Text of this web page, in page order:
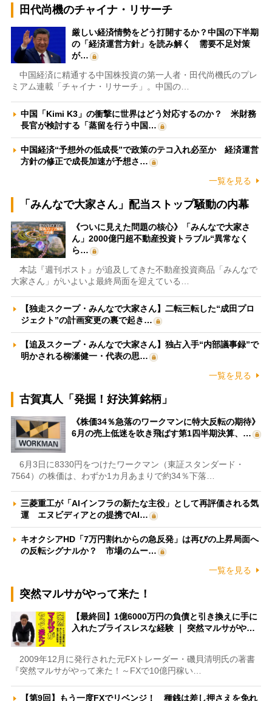
田代尚機のチャイナ・リサーチ
厳しい経済情勢をどう打開するか？中国の下半期
の「経済運営方針」を読み解く 需要不足対策
が…
中国経済に精通する中国株投資の第一人者・田代尚機氏のプレ
ミアム連載「チャイナ・リサーチ」。中国の…
中国「Kimi K3」の衝撃に世界はどう対応するのか？ 米財務
長官が検討する「蒸留を行う中国…
中国経済“予想外の低成長”で政策のテコ入れ必至か 経済運営
方針の修正で成長加速が予想さ…
一覧を見る
「みんなで大家さん」配当ストップ騒動の内幕
《ついに見えた問題の核心》「みんなで大家さ
ん」2000億円超不動産投資トラブル“異常なく
ら…
本誌『週刊ポスト』が追及してきた不動産投資商品「みんなで
大家さん」がいよいよ最終局面を迎えている…
【独走スクープ・みんなで大家さん】二転三転した“成田プロ
ジェクト”の計画変更の裏で起き…
【追及スクープ・みんなで大家さん】独占入手“内部議事録”で
明かされる柳瀬健一・代表の思…
一覧を見る
古賀真人「発掘！好決算銘柄」
《株価34％急落のワークマンに特大反転の期待》
6月の売上低迷を吹き飛ばす第1四半期決算、…
6月3日に8330円をつけたワークマン（東証スタンダード・
7564）の株価は、わずか1カ月あまりで約34％下落…
三菱重工が「AIインフラの新たな主役」として再評価される気
運 エヌビディアとの提携でAI…
キオクシアHD「7万円割れからの急反発」は再びの上昇局面へ
の反転シグナルか？ 市場のムー…
一覧を見る
突然マルサがやって来た！
【最終回】1億6000万円の負債と引き換えに手に
入れたプライスレスな経験 ｜ 突然マルサがや…
2009年12月に発行された元FXトレーダー・磯貝清明氏の著書
『突然マルサがやって来た！～FXで10億円稼い…
【第9回】もう一度FXでリベンジ！ 種銭は差し押さえを免れ